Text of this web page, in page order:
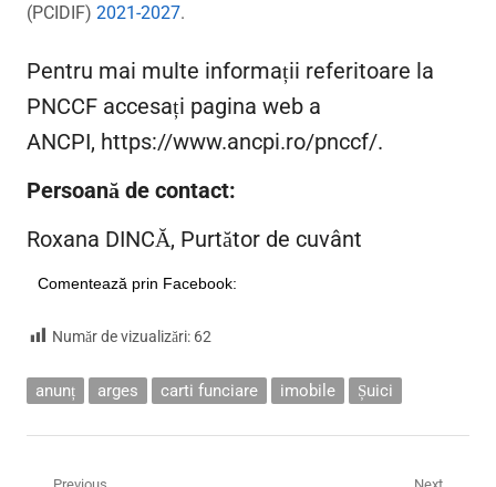
(PCIDIF) 2021-2027.
Pentru mai multe informații referitoare la
PNCCF accesați pagina web a
ANCPI, https://www.ancpi.ro/pnccf/.
Persoană de contact:
Roxana DINCĂ, Purtător de cuvânt
Comentează prin Facebook:
Număr de vizualizări: 62
anunț arges carti funciare imobile Șuici